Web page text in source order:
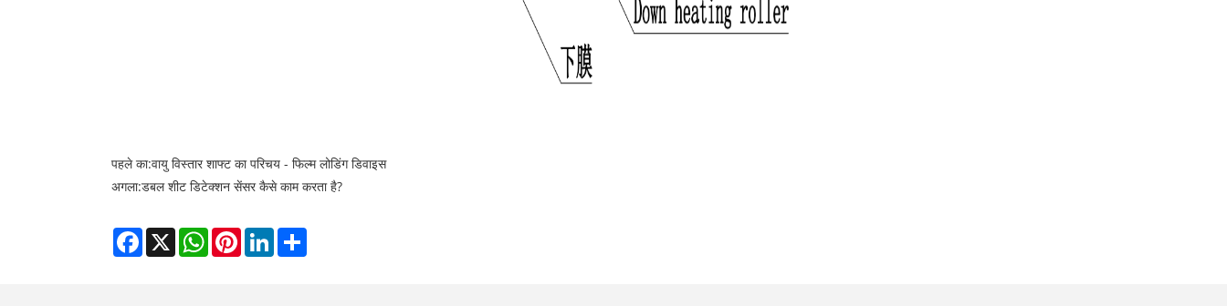
पहले का:वायु विस्तार शाफ्ट का परिचय - फिल्म लोडिंग डिवाइस
अगला:डबल शीट डिटेक्शन सेंसर कैसे काम करता है?
Facebook
X WhatsAppPinterestLinkedIn